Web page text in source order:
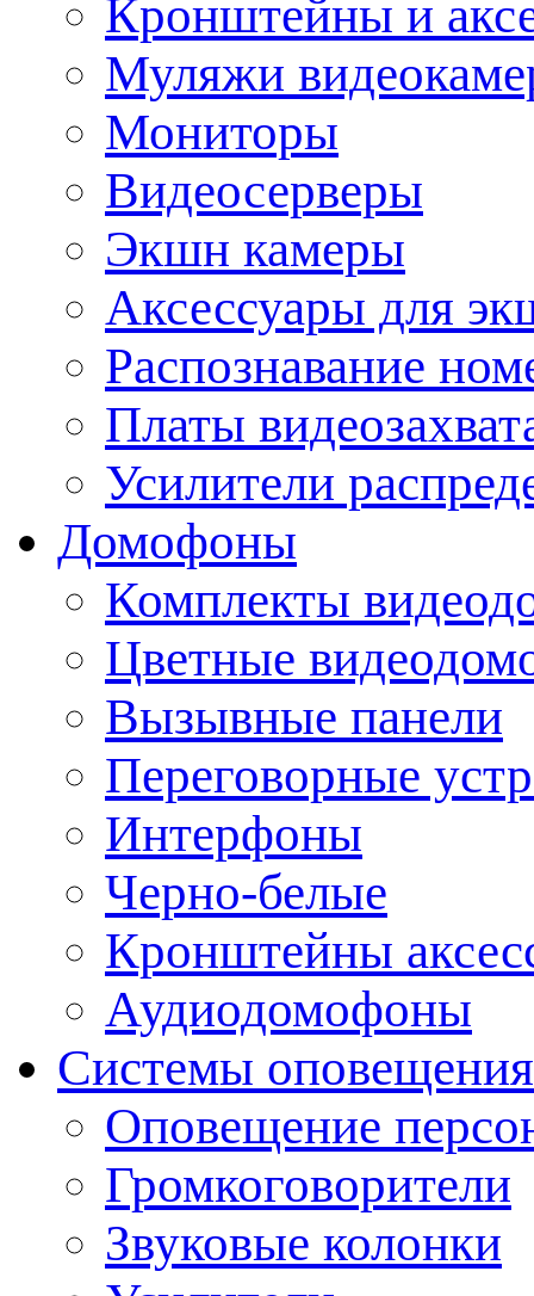
Кронштейны и
Муляжи
Мониторы
Видеосерверы
Экшн камеры
Аксессуары для
Распознавание
Платы
Усилители
Домофоны
Комплекты
Цветные
Вызывные панели
Переговорные
Интерфоны
Черно-белые
Кронштейны
Аудиодомофоны
Системы оповещения
Оповещение
Громкоговорители
Звуковые колонки